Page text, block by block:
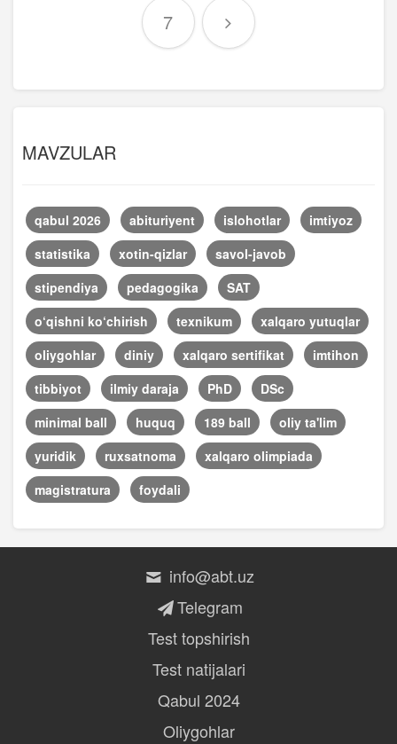
7
MAVZULAR
qabul 2026 abituriyent islohotlar
imtiyoz
statistika
xotin-qizlar
savol-javob
stipendiya
pedagogika
SAT
o‘qishni ko‘chirish
texnikum
xalqaro yutuqlar
oliygohlar
diniy xalqaro sertifikat
imtihon
tibbiyot
ilmiy daraja PhD
DSc
minimal ball
huquq 189 ball
oliy ta'lim
yuridik
ruxsatnoma
xalqaro olimpiada
magistratura
foydali
info@abt.uz
Telegram
Test topshirish
Test natijalari
Qabul 2024
Oliygohlar